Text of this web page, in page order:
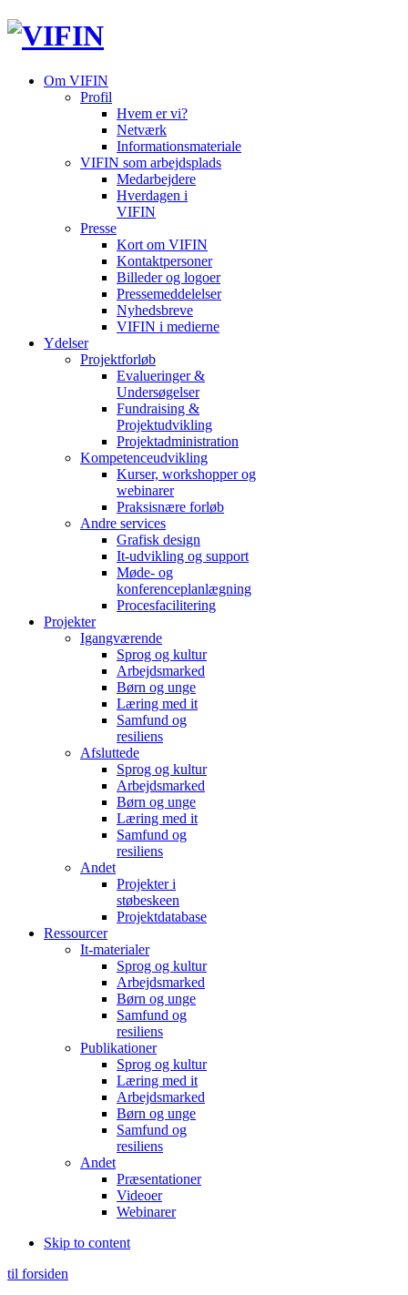
Om VIFIN
Profil
Hvem er vi?
Netværk
Informationsmateriale
VIFIN som arbejdsplads
Medarbejdere
Hverdagen i
VIFIN
Presse
Kort om VIFIN
Kontaktpersoner
Billeder og logoer
Pressemeddelelser
Nyhedsbreve
VIFIN i medierne
Ydelser
Projektforløb
Evalueringer &
Undersøgelser
Fundraising &
Projektudvikling
Projektadministration
Kompetenceudvikling
Kurser, workshopper og
webinarer
Praksisnære forløb
Andre services
Grafisk design
It-udvikling og support
Møde- og
konferenceplanlægning
Procesfacilitering
Projekter
Igangværende
Sprog og kultur
Arbejdsmarked
Børn og unge
Læring med it
Samfund og
resiliens
Afsluttede
Sprog og kultur
Arbejdsmarked
Børn og unge
Læring med it
Samfund og
resiliens
Andet
Projekter i
støbeskeen
Projektdatabase
Ressourcer
It-materialer
Sprog og kultur
Arbejdsmarked
Børn og unge
Samfund og
resiliens
Publikationer
Sprog og kultur
Læring med it
Arbejdsmarked
Børn og unge
Samfund og
resiliens
Andet
Præsentationer
Videoer
Webinarer
Skip to content
til forsiden